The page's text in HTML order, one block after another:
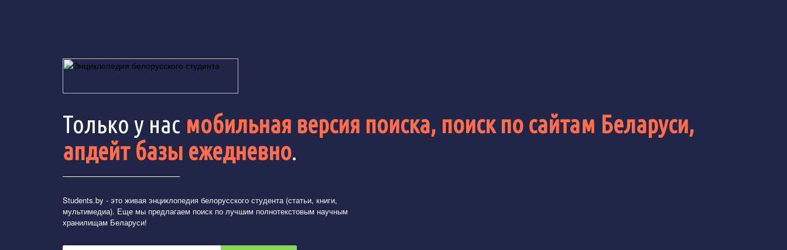
Только у нас мобильная версия поиска, поиск по сайтам Беларуси,
апдейт базы ежедневно.
Students.by - это живая энциклопедия белорусского студента (статьи, книги,
мультимедиа). Еще мы предлагаем поиск по лучшим полнотекстовым научным
хранилищам Беларуси!